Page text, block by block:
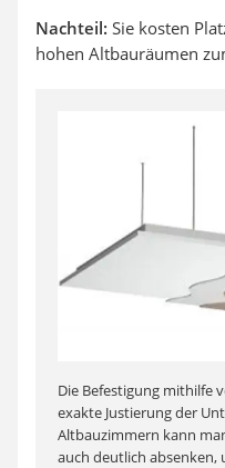
Nachteil: Sie kosten
hohen Altbauräumen
Die Befestigung mithilfe
exakte Justierung der
Altbauzimmern kann
auch deutlich absenken,